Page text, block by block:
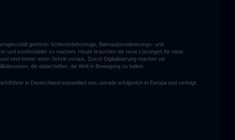
gehören Schienenfahrzeuge, Bahnautomatisierungs- und
und komfortabler zu machen. Heute brauchen wir neue Lösungen für neue
sind immer einen Schritt voraus. Durch Digitalisierung machen wir
die dabei helfen, die Welt in Bewegung zu halten.
in Deutschland expandiert eos.uptrade erfolgreich in Europa und verfolgt